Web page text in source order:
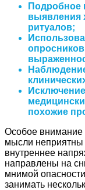
Подробное
выявления
ритуалов;
похожие
Особое внимание
мысли неприятны
внутреннее
направлены на
мнимой
занимать